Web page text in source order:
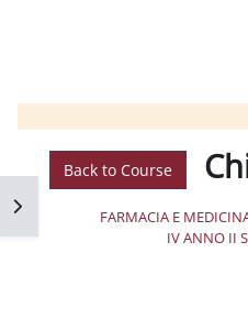
Back to Course
FARMACIA E
IV ANNO II